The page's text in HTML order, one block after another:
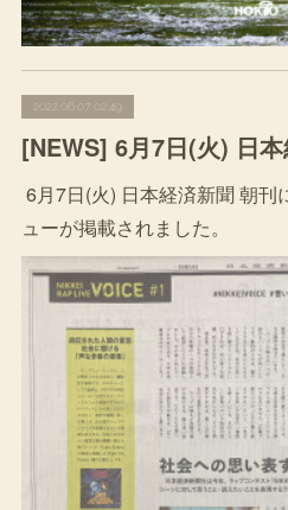
2022.06.07 02:49
6月7日(火) 日本経済新聞 朝
ューが掲載されました。